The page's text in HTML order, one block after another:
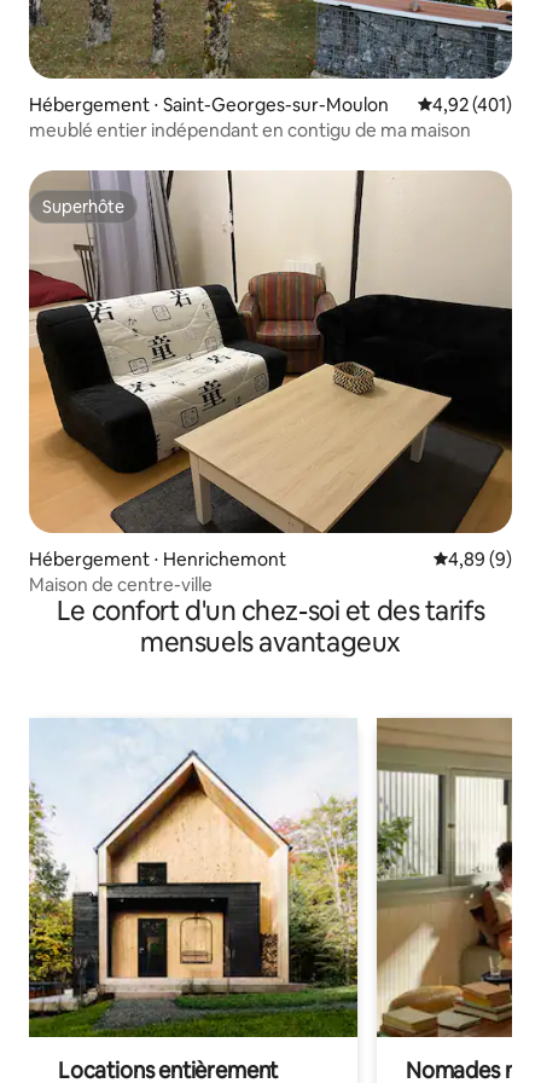
Hébergement ⋅ Saint-Georges-sur-Moulon Évaluation
4,92 (401)
meublé entier indépendant en contigu de ma maison
Superhôte
Superhôte
Hébergement ⋅ Henrichemont Évaluation
4,89 (9)
Maison de centre-ville
Le confort d'un chez-soi et des tarifs
mensuels avantageux
Locations entièrement Nomades